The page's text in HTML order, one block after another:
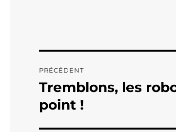
de
l’article
PRÉCÉDENT
Publication
précédente :
Tremblons, les
point !